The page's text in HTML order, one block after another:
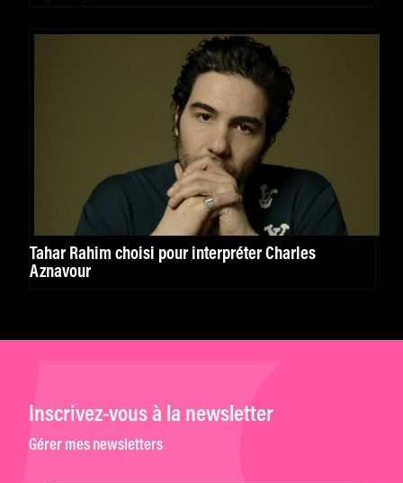
Tahar Rahim choisi pour interpréter Charles
Aznavour
Inscrivez-vous à la newsletter
Gérer mes newsletters